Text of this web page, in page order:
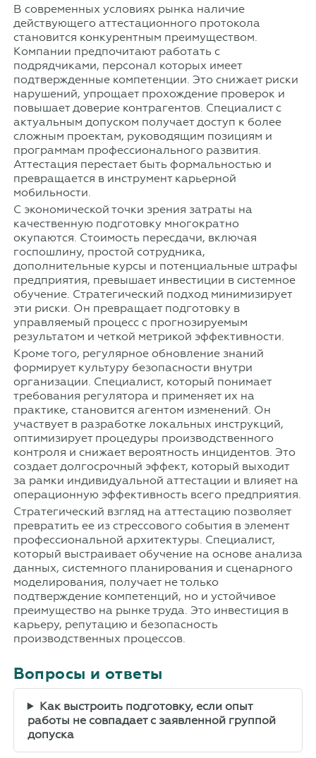
В современных условиях рынка наличие
действующего аттестационного протокола
становится конкурентным преимуществом.
Компании предпочитают работать с
подрядчиками, персонал которых имеет
подтвержденные компетенции. Это снижает риски
нарушений, упрощает прохождение проверок и
повышает доверие контрагентов. Специалист с
актуальным допуском получает доступ к более
сложным проектам, руководящим позициям и
программам профессионального развития.
Аттестация перестает быть формальностью и
превращается в инструмент карьерной
мобильности.
С экономической точки зрения затраты на
качественную подготовку многократно
окупаются. Стоимость пересдачи, включая
госпошлину, простой сотрудника,
дополнительные курсы и потенциальные штрафы
предприятия, превышает инвестиции в системное
обучение. Стратегический подход минимизирует
эти риски. Он превращает подготовку в
управляемый процесс с прогнозируемым
результатом и четкой метрикой эффективности.
Кроме того, регулярное обновление знаний
формирует культуру безопасности внутри
организации. Специалист, который понимает
требования регулятора и применяет их на
практике, становится агентом изменений. Он
участвует в разработке локальных инструкций,
оптимизирует процедуры производственного
контроля и снижает вероятность инцидентов. Это
создает долгосрочный эффект, который выходит
за рамки индивидуальной аттестации и влияет на
операционную эффективность всего предприятия.
Стратегический взгляд на аттестацию позволяет
превратить ее из стрессового события в элемент
профессиональной архитектуры. Специалист,
который выстраивает обучение на основе анализа
данных, системного планирования и сценарного
моделирования, получает не только
подтверждение компетенций, но и устойчивое
преимущество на рынке труда. Это инвестиция в
карьеру, репутацию и безопасность
производственных процессов.
Вопросы и ответы
Как выстроить подготовку, если опыт
работы не совпадает с заявленной группой
допуска